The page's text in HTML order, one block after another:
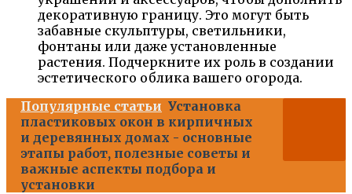
декоративную границу. Это могут быть
забавные скульптуры, светильники,
фонтаны или даже установленные
растения. Подчеркните их роль в создании
эстетического облика вашего огорода.
Популярные статьи Установка
пластиковых окон в кирпичных
и деревянных домах - основные
этапы работ, полезные советы и
важные аспекты подбора и
установки